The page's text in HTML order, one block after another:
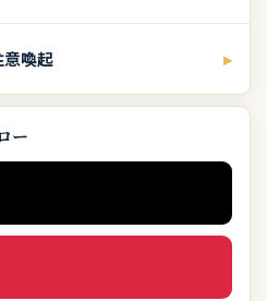
喚起 ▸
ー